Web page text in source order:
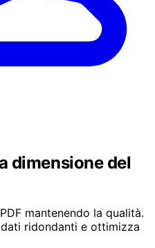
dimensione del
mantenendo la qualità.
ridondanti e ottimizza